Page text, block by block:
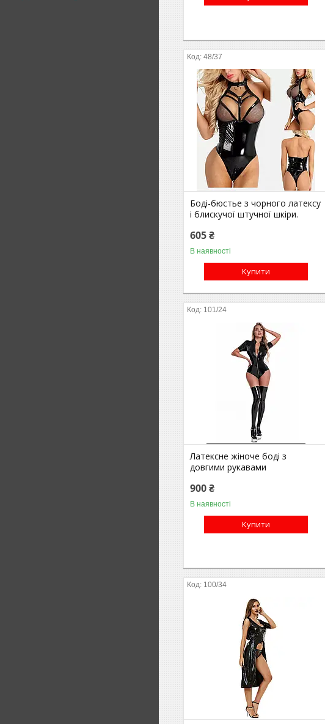
48/37
Боді-бюстье з чорного латексу
і блискучої штучної шкіри.
605 ₴
В наявності
Купити
101/24
Латексне жіноче боді з
довгими рукавами
900 ₴
В наявності
Купити
100/34